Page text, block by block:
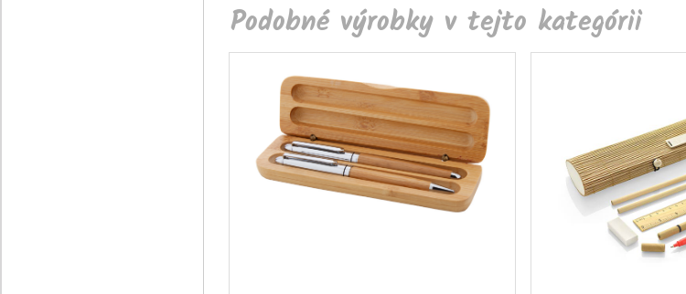
Podobné výrobky v tejto kategórii